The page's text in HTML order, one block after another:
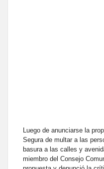
Luego de anunciarse la
Segura de multar a las
basura a las calles y
miembro del Consejo